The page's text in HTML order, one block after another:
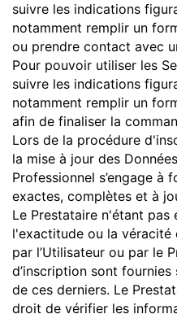
suivre les indications
notamment remplir un
ou prendre contact avec
Pour pouvoir utiliser les
suivre les indications
notamment remplir un
afin de finaliser la
Lors de la procédure
la mise à jour des
Professionnel s’engage à
exactes, complètes et à
Le Prestataire n'étant pas
l'exactitude ou la
par l’Utilisateur ou par le
d’inscription sont
de ces derniers. Le
droit de vérifier les